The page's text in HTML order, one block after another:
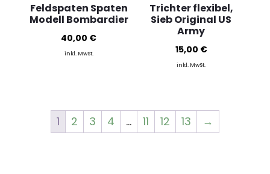
Feldspaten Spaten
Modell Bombardier
40,00 €
inkl. MwSt.
Trichter flexibel,
Sieb Original US
Army
15,00 €
inkl. MwSt.
1 2 3 4 … 11 12 13 →